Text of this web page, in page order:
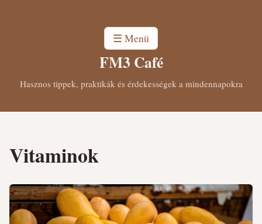
☰ Menü
FM3 Café
Hasznos tippek, praktikák és érdekességek a mindennapokra
Vitaminok